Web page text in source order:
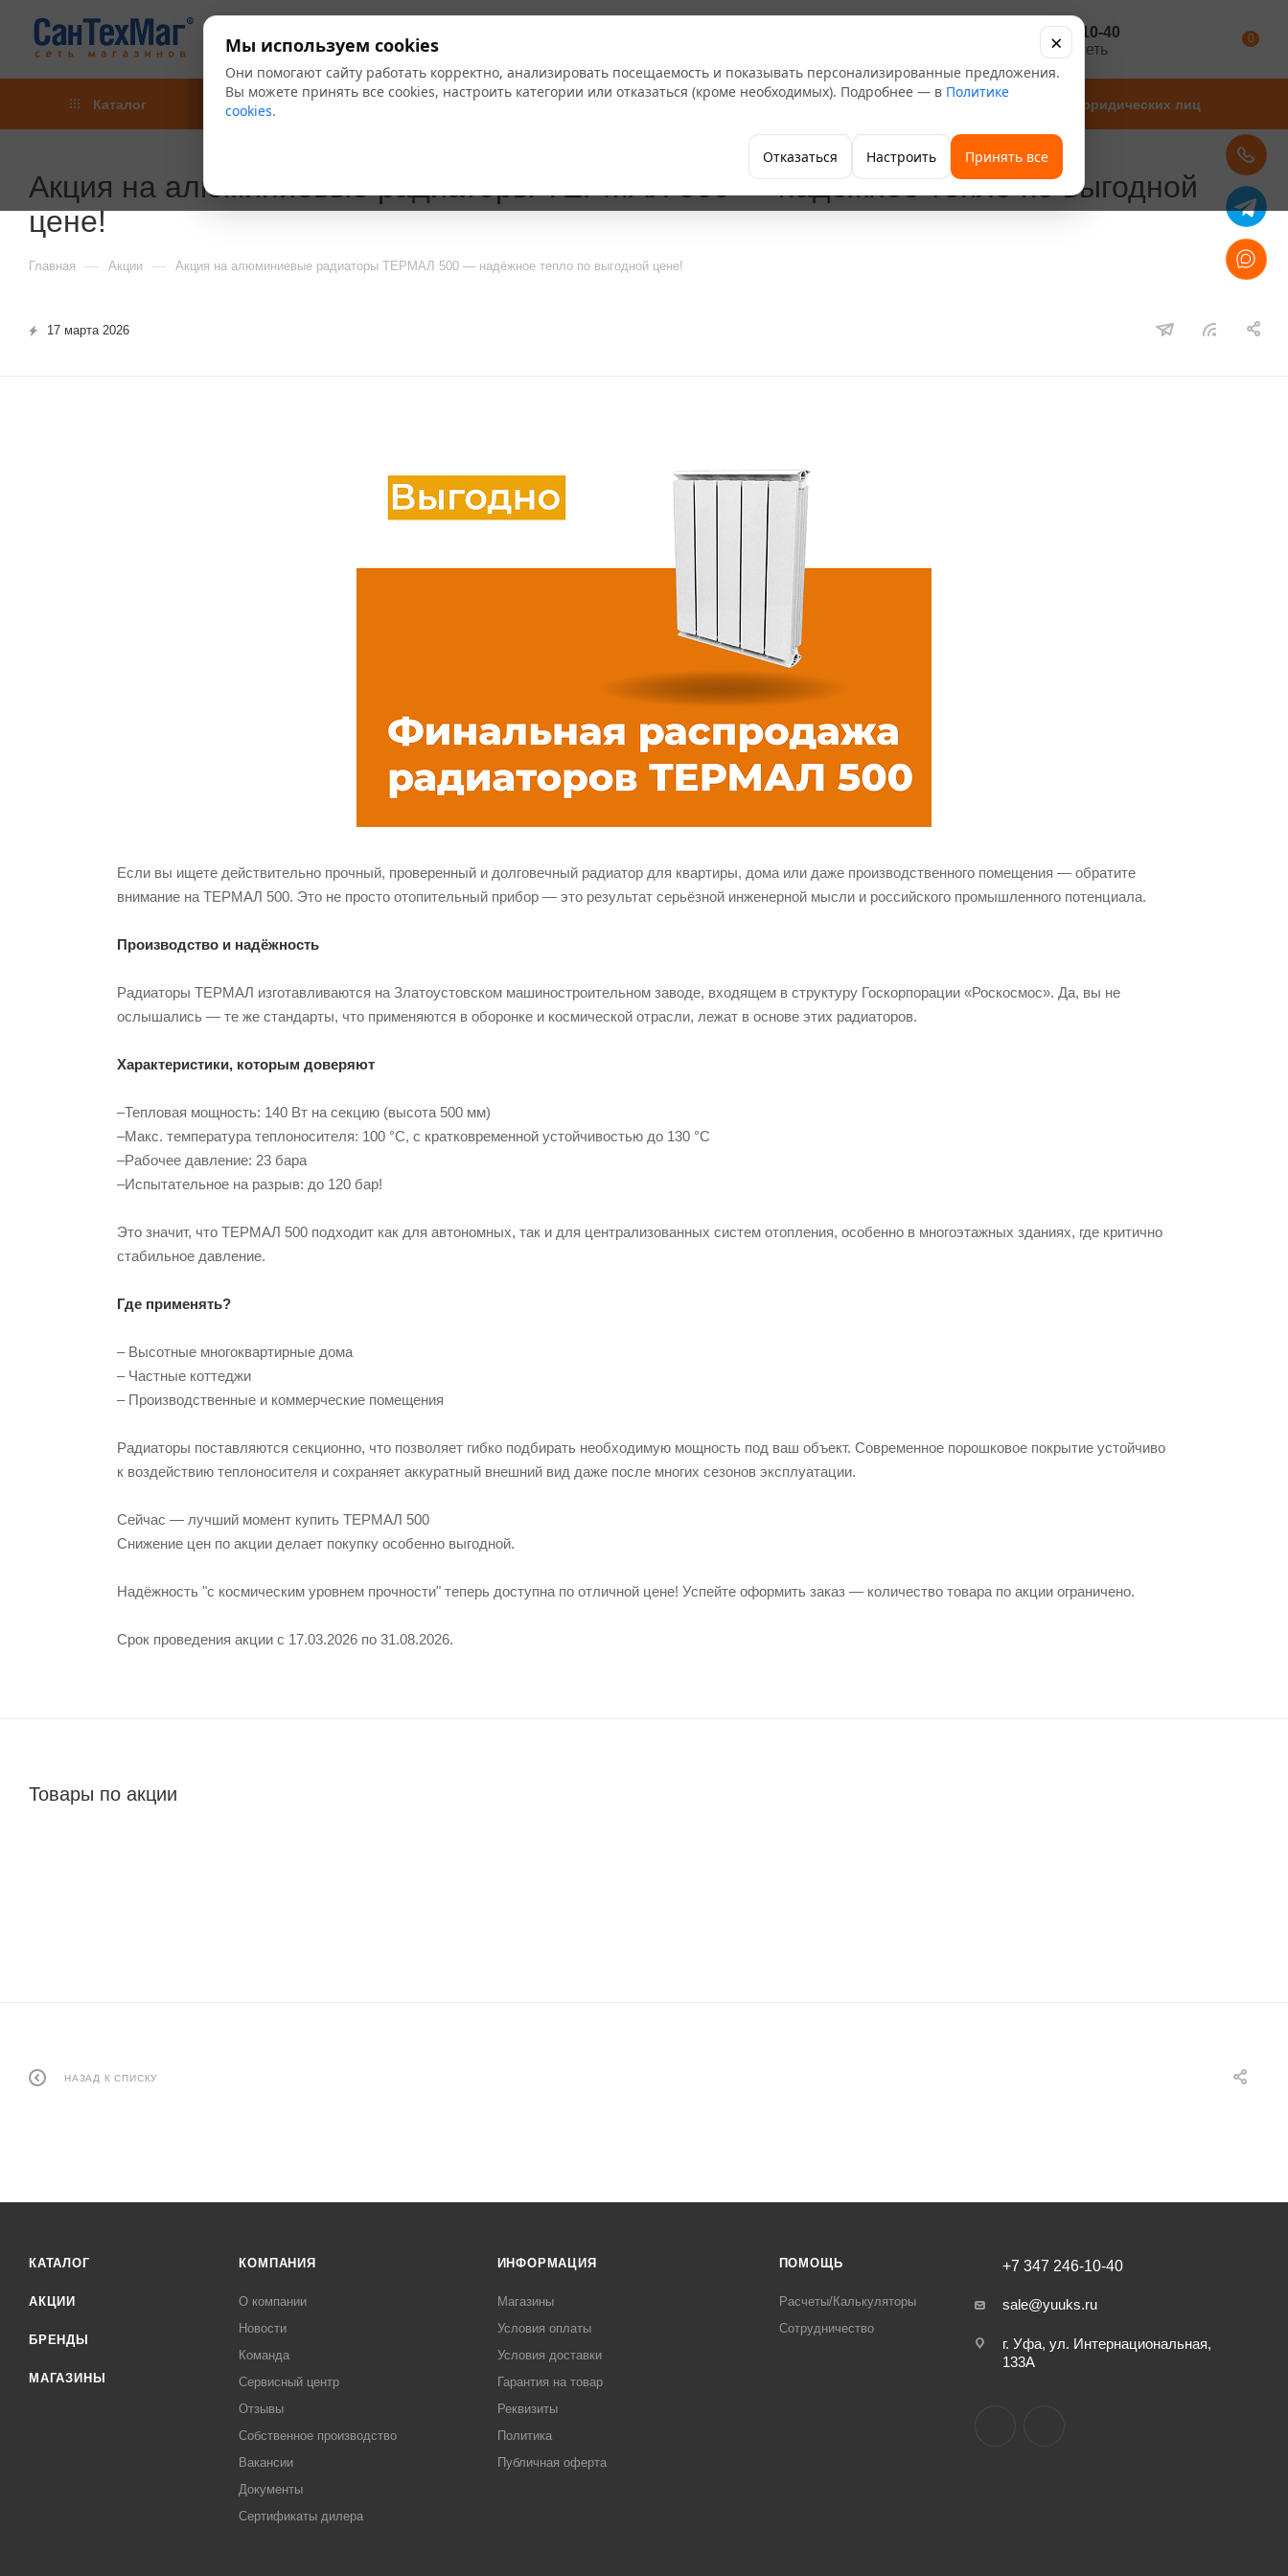
+7 347 246-10-40
розничная сеть
0
Каталог Акции Бренды Компания Для юридических лиц
Акция на алюминиевые радиаторы ТЕРМАЛ 500 — надёжное тепло по выгодной
цене!
Главная — Акции — Акция на алюминиевые радиаторы ТЕРМАЛ 500 — надёжное тепло по выгодной цене!
17 марта 2026
Если вы ищете действительно прочный, проверенный и долговечный радиатор для квартиры, дома или даже производственного помещения — обратите
внимание на ТЕРМАЛ 500. Это не просто отопительный прибор — это результат серьёзной инженерной мысли и российского промышленного потенциала.
Производство и надёжность
Радиаторы ТЕРМАЛ изготавливаются на Златоустовском машиностроительном заводе, входящем в структуру Госкорпорации «Роскосмос». Да, вы не
ослышались — те же стандарты, что применяются в оборонке и космической отрасли, лежат в основе этих радиаторов.
Характеристики, которым доверяют
–Тепловая мощность: 140 Вт на секцию (высота 500 мм)
–Макс. температура теплоносителя: 100 °C, с кратковременной устойчивостью до 130 °C
–Рабочее давление: 23 бара
–Испытательное на разрыв: до 120 бар!
Это значит, что ТЕРМАЛ 500 подходит как для автономных, так и для централизованных систем отопления, особенно в многоэтажных зданиях, где критично
стабильное давление.
Где применять?
– Высотные многоквартирные дома
– Частные коттеджи
– Производственные и коммерческие помещения
Радиаторы поставляются секционно, что позволяет гибко подбирать необходимую мощность под ваш объект. Современное порошковое покрытие устойчиво
к воздействию теплоносителя и сохраняет аккуратный внешний вид даже после многих сезонов эксплуатации.
Сейчас — лучший момент купить ТЕРМАЛ 500
Снижение цен по акции делает покупку особенно выгодной.
Надёжность "с космическим уровнем прочности" теперь доступна по отличной цене! Успейте оформить заказ — количество товара по акции ограничено.
Срок проведения акции с 17.03.2026 по 31.08.2026.
Товары по акции
НАЗАД К СПИСКУ
КАТАЛОГ
АКЦИИ
БРЕНДЫ
МАГАЗИНЫ
КОМПАНИЯ
О компании
Новости
Команда
Сервисный центр
Отзывы
Собственное производство
Вакансии
Документы
Сертификаты дилера
ИНФОРМАЦИЯ
Магазины
Условия оплаты
Условия доставки
Гарантия на товар
Реквизиты
Политика
Публичная оферта
ПОМОЩЬ
Расчеты/Калькуляторы
Сотрудничество
+7 347 246-10-40
sale@yuuks.ru
г. Уфа, ул. Интернациональная,
133А
Мы используем cookies
Они помогают сайту работать корректно, анализировать посещаемость и показывать персонализированные предложения.
Вы можете принять все cookies, настроить категории или отказаться (кроме необходимых). Подробнее — в Политике
cookies.
Отказаться Настроить Принять все
×